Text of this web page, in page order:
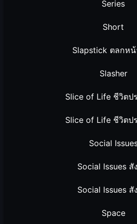
Series
Short
Slapstick ตลกหน้
Slasher
Slice of Life ชีวิตป
Slice of Life ชีวิตป
Social
Social Issues สั
Social Issues สั
Space